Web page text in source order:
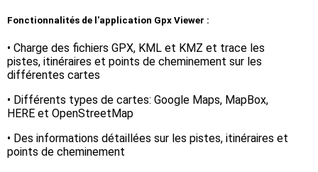
Fonctionnalités de l'application Gpx Viewer :
• Charge des fichiers GPX, KML et KMZ et trace les
pistes, itinéraires et points de cheminement sur les
différentes cartes
• Différents types de cartes: Google Maps, MapBox,
HERE et OpenStreetMap
• Des informations détaillées sur les pistes, itinéraires et
points de cheminement